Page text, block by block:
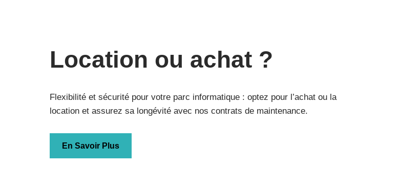
Location ou achat ?
Flexibilité et sécurité pour votre parc informatique : optez pour l’achat ou la
location et assurez sa longévité avec nos contrats de maintenance.
En Savoir Plus